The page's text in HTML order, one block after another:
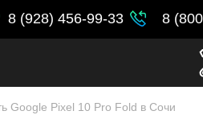
8 (928) 456-99-33 8
Google Pixel 10 Pro Fold в Сочи